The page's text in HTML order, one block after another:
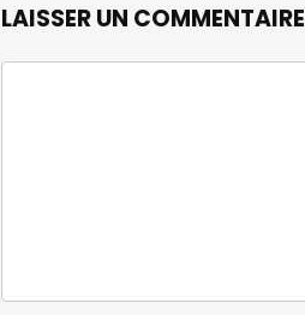
LAISSER UN COMMENTAIRE